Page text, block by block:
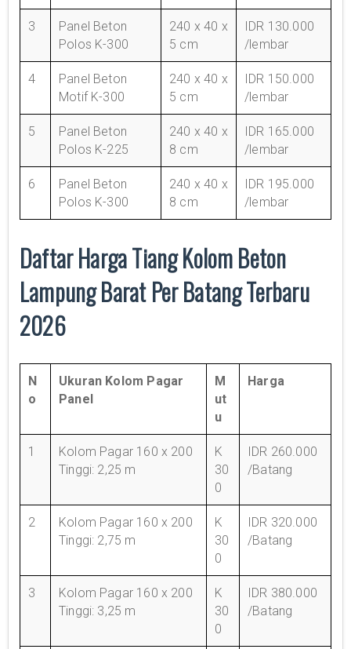
3
Panel Beton
Polos K-300
240 x 40 x
5 cm
IDR 130.000
/lembar
4
Panel Beton
Motif K-300
240 x 40 x
5 cm
IDR 150.000
/lembar
5
Panel Beton
Polos K-225
240 x 40 x
8 cm
IDR 165.000
/lembar
6
Panel Beton
Polos K-300
240 x 40 x
8 cm
IDR 195.000
/lembar
Daftar Harga Tiang Kolom Beton
Lampung Barat Per Batang Terbaru
2026
N
o
Ukuran Kolom Pagar
Panel
M
ut
u
Harga
1
Kolom Pagar 160 x 200
Tinggi: 2,25 m
K
30
0
IDR 260.000
/Batang
2
Kolom Pagar 160 x 200
Tinggi: 2,75 m
K
30
0
IDR 320.000
/Batang
3
Kolom Pagar 160 x 200
Tinggi: 3,25 m
K
30
0
IDR 380.000
/Batang